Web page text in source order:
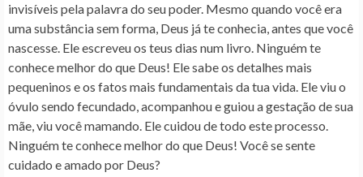
invisíveis pela palavra do seu poder. Mesmo quando você era
uma substância sem forma, Deus já te conhecia, antes que você
nascesse. Ele escreveu os teus dias num livro. Ninguém te
conhece melhor do que Deus! Ele sabe os detalhes mais
pequeninos e os fatos mais fundamentais da tua vida. Ele viu o
óvulo sendo fecundado, acompanhou e guiou a gestação de sua
mãe, viu você mamando. Ele cuidou de todo este processo.
Ninguém te conhece melhor do que Deus! Você se sente
cuidado e amado por Deus?